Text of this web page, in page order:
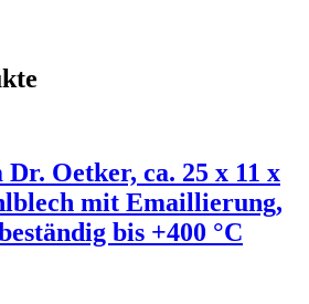
Oetker, ca. 25 x 11 x
mit Emaillierung,
bis +400 °C